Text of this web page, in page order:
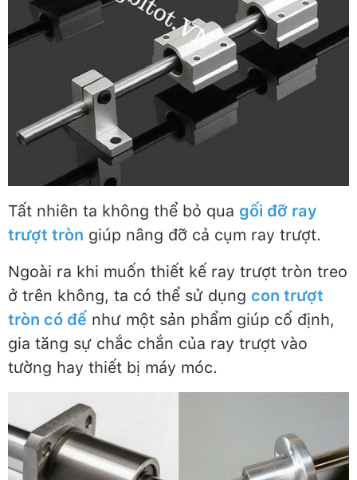
Tất nhiên ta không thể bỏ qua gối đỡ ray
trượt tròn giúp nâng đỡ cả cụm ray trượt.
Ngoài ra khi muốn thiết kế ray trượt tròn treo
ở trên không, ta có thể sử dụng con trượt
tròn có đế như một sản phẩm giúp cố định,
gia tăng sự chắc chắn của ray trượt vào
tường hay thiết bị máy móc.